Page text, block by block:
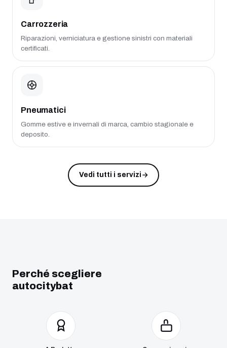
Carrozzeria
Riparazioni, verniciatura e gestione sinistri con materiali
certificati.
Pneumatici
Gomme estive e invernali di marca, cambio stagionale e
deposito.
Vedi tutti i servizi
Perché scegliere
autocitybat